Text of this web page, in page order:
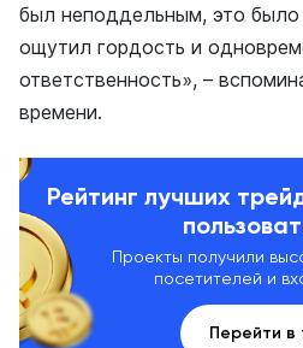
был неподдельным, это было
ощутил гордость и
ответственность», –
времени.
Рейтинг лучших
Проекты получили
посетителей и
Перейти в